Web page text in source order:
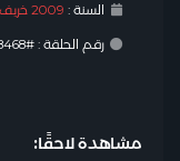
السنة : 2009 خريف
رقم الحلقة : #8468
مشاهدة لاحقًا: